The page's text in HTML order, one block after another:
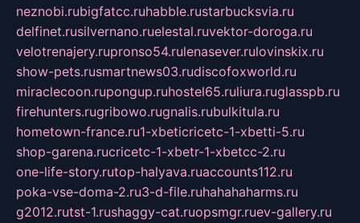
neznobi.rubigfatcc.ruhabble.rustarbucksvia.ru
delfinet.rusilvernano.ruelestal.ruvektor-doroga.ru
velotrenajery.rupronso54.rulenasever.rulovinskix.ru
show-pets.rusmartnews03.rudiscofoxworld.ru
miraclecoon.rupongup.ruhostel65.ruliura.ruglasspb.ru
firehunters.rugribowo.rugnalis.rubulkitula.ru
hometown-france.ru1-xbeticricetc-1-xbetti-5.ru
shop-garena.rucricetc-1-xbetr-1-xbetcc-2.ru
one-life-story.rutop-halyava.ruaccounts112.ru
poka-vse-doma-2.ru3-d-file.ruhahahaharms.ru
g2012.rutst-1.rushaggy-cat.ruopsmgr.ruev-gallery.ru